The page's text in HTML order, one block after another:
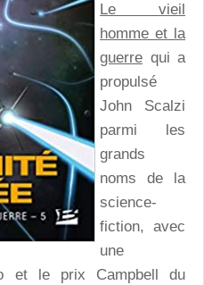
Le vieil
homme et la
guerre qui a
propulsé
John Scalzi
parmi les
grands
noms de la
science-
fiction, avec
une
et le prix Campbell du